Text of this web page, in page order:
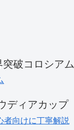
破コロシアム
ディアカップ
者向けに丁寧解説